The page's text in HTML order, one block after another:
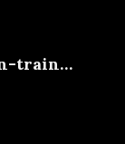
train…